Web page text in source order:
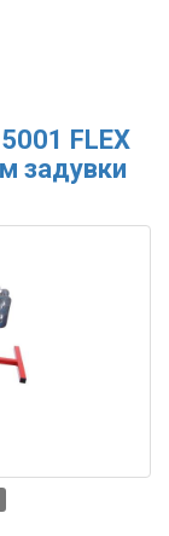
FLEX
задувки